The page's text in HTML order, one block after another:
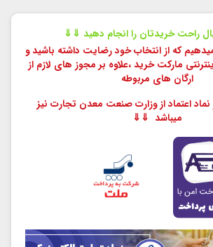
راحت خریدتان را انجام دهید ⇓⇓
که از انتخاب خود رضایت داشته باشید و
مارکت خرید ،علاوه بر مجوز های لازم از
ارگان های مربوطه
اعتماد از وزارت صنعت معدن تجارت نیز
میباشد ⇓⇓